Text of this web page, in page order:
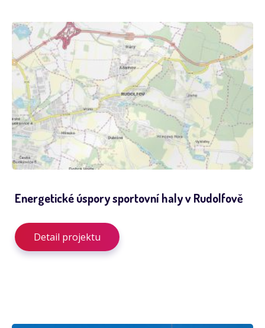
Energetické úspory sportovní haly v Rudolfově
Detail projektu